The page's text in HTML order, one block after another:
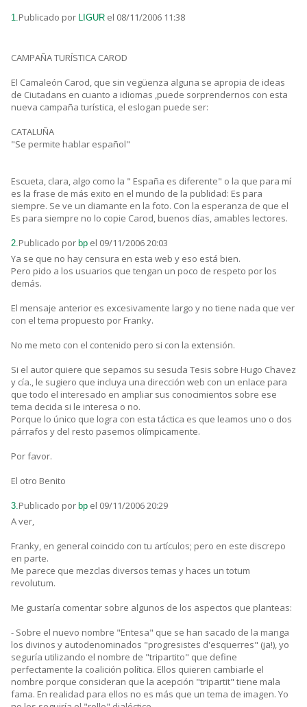
1.Publicado por LIGUR el 08/11/2006 11:38
CAMPAÑA TURÍSTICA CAROD
El Camaleón Carod, que sin vegüenza alguna se apropia de ideas
de Ciutadans en cuanto a idiomas ,puede sorprendernos con esta
nueva campaña turística, el eslogan puede ser:
CATALUÑA
"Se permite hablar español"
Escueta, clara, algo como la " España es diferente" o la que para mí
es la frase de más exito en el mundo de la publidad: Es para
siempre. Se ve un diamante en la foto. Con la esperanza de que el
Es para siempre no lo copie Carod, buenos días, amables lectores.
2.Publicado por bp el 09/11/2006 20:03
Ya se que no hay censura en esta web y eso está bien.
Pero pido a los usuarios que tengan un poco de respeto por los
demás.
El mensaje anterior es excesivamente largo y no tiene nada que ver
con el tema propuesto por Franky.
No me meto con el contenido pero si con la extensión.
Si el autor quiere que sepamos su sesuda Tesis sobre Hugo Chavez
y cía., le sugiero que incluya una dirección web con un enlace para
que todo el interesado en ampliar sus conocimientos sobre ese
tema decida si le interesa o no.
Porque lo único que logra con esta táctica es que leamos uno o dos
párrafos y del resto pasemos olímpicamente.
Por favor.
El otro Benito
3.Publicado por bp el 09/11/2006 20:29
A ver,
Franky, en general coincido con tu artículos; pero en este discrepo
en parte.
Me parece que mezclas diversos temas y haces un totum
revolutum.
Me gustaría comentar sobre algunos de los aspectos que planteas:
- Sobre el nuevo nombre "Entesa" que se han sacado de la manga
los divinos y autodenominados "progresistes d'esquerres" (ja!), yo
seguría utilizando el nombre de "tripartito" que define
perfectamente la coalición política. Ellos quieren cambiarle el
nombre porque consideran que la acepción "tripartit" tiene mala
fama. En realidad para ellos no es más que un tema de imagen. Yo